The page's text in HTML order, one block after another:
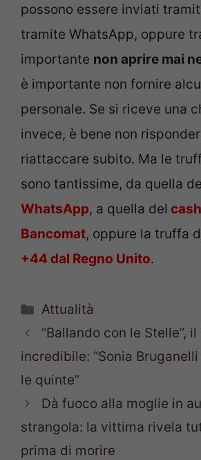
possono essere inviati
tramite WhatsApp, oppure
importante non aprire mai
è importante non fornire
personale. Se si riceve una
invece, è bene non
riattaccare subito. Ma le
sono tantissime, da quella
WhatsApp, a quella del
Bancomat, oppure la truffa
+44 dal Regno Unito.
Categorie
Attualità
“Ballando con le Stelle”,
incredibile: “Sonia
le quinte”
Dà fuoco alla moglie in
strangola: la vittima rivela
prima di morire